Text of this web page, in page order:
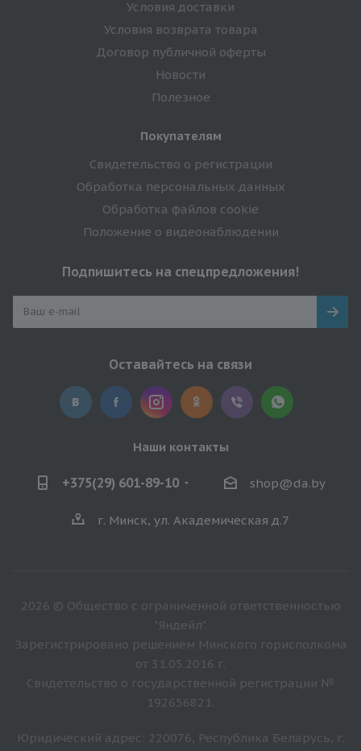
Условия доставки
Условия возврата товара
Договор публичной оферты
Новости
Полезное
Покупателям
Свидетельство о регистрации
Обработка персональных данных
Обработка файлов cookie
Положение о видеонаблюдении
Подпишитесь на спецпредложения!
Оставайтесь на связи
Наши контакты
+375(29) 601-89-10 shop@da.by
г. Минск, ул. Академическая д.7
2026 © Общество с ограниченной ответственностью
"Яндейл".
Зарегистрировано решением Минского горисполкома
от 31.05.2016 г.
Свидетельство о государственной регистрации №
192656821.
Юридический адрес: 220076, Республика Беларусь, г.